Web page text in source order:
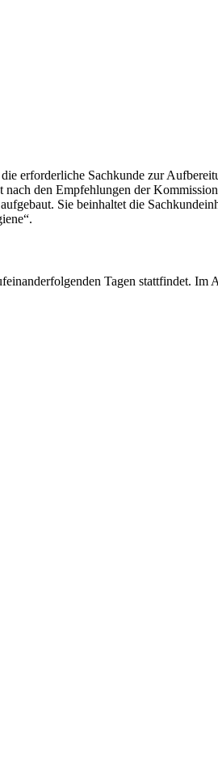
erforderliche Sachkunde zur
den Empfehlungen der
Sie beinhaltet die
Tagen stattfindet. Im